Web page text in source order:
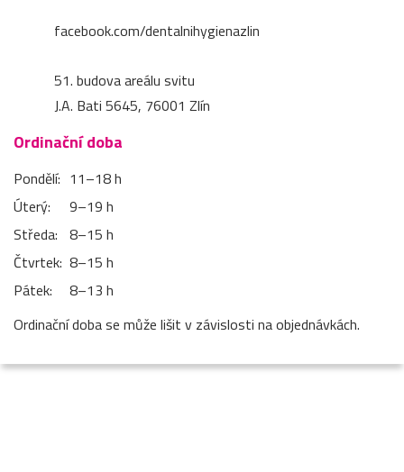
facebook.com/dentalnihygienazlin
51. budova areálu svitu
J.A. Bati 5645, 76001 Zlín
Ordinační doba
Pondělí: 11–⁠18 h
Úterý:
9–⁠19 h
Středa: 8–⁠15 h
Čtvrtek: 8–⁠15 h
Pátek:
8–⁠13 h
Ordinační doba se může lišit v závislosti na objednávkách.